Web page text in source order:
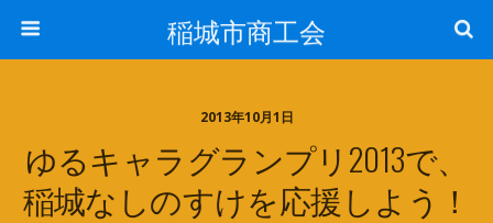
稲城市商工会
2013年10月1日
ゆるキャラグランプリ2013で、
稲城なしのすけを応援しよう！